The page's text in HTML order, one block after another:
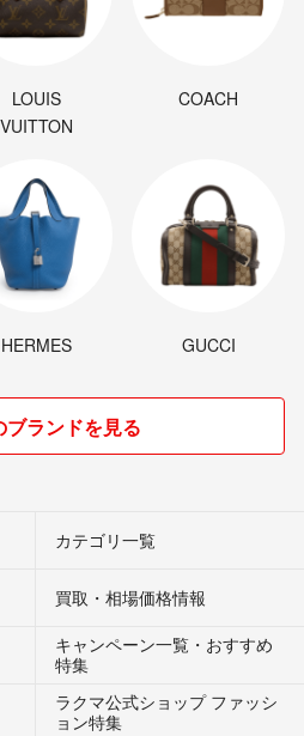
LOUIS
VUITTON
COACH
HERMES GUCCI
ブランドを見る
カテゴリ一覧
買取・相場価格情報
キャンペーン一覧・おすすめ
特集
ラクマ公式ショップ ファッシ
ョン特集